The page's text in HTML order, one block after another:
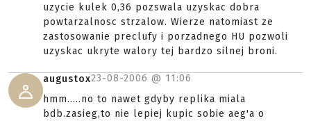
uzycie kulek 0,36 pozswala uzyskac dobra
powtarzalnosc strzalow. Wierze natomiast ze
zastosowanie preclufy i porzadnego HU pozwoli
uzyskac ukryte walory tej bardzo silnej broni.
augustox23-08-2006 @ 11:06
hmm.....no to nawet gdyby replika miala
bdb.zasieg,to nie lepiej kupic sobie aeg'a o